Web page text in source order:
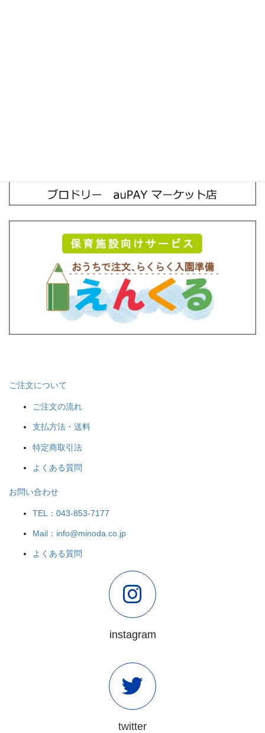
ご注文について
ご注文の流れ
支払方法・送料
特定商取引法
よくある質問
お問い合わせ
TEL：043-853-7177
Mail：info@minoda.co.jp
よくある質問
instagram
twitter